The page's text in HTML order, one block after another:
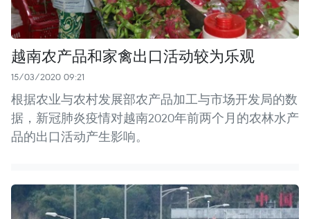
越南农产品和家禽出口活动较为乐观
15/03/2020 09:21
根据农业与农村发展部农产品加工与市场开发局的数
据，新冠肺炎疫情对越南2020年前两个月的农林水产
品的出口活动产生影响。